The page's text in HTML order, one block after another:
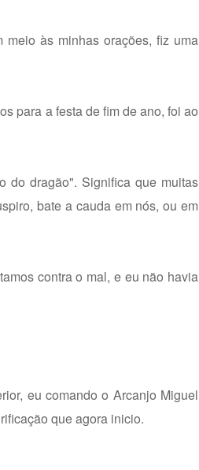
às minhas orações, fiz uma
para a festa de fim de ano, foi ao
do dragão". Significa que muitas
bate a cauda em nós, ou em
contra o mal, e eu não havia
eu comando o Arcanjo Miguel
que agora inicio.